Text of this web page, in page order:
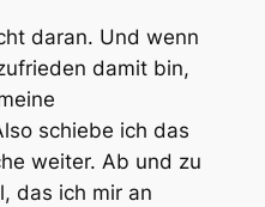
daran. Und wenn
damit bin,
schiebe ich das
weiter. Ab und zu
das ich mir an